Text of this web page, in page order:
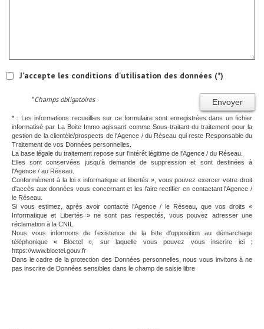
J'accepte les conditions d'utilisation des données (*)
Envoyer
* Champs obligatoires
* : Les informations recueillies sur ce formulaire sont enregistrées dans un fichier
informatisé par La Boite Immo agissant comme Sous-traitant du traitement pour la
gestion de la clientèle/prospects de l'Agence / du Réseau qui reste Responsable du
Traitement de vos Données personnelles.
La base légale du traitement repose sur l’intérêt légitime de l'Agence / du Réseau.
Elles sont conservées jusqu'à demande de suppression et sont destinées à
l'Agence / au Réseau.
Conformément à la loi « informatique et libertés », vous pouvez exercer votre droit
d'accès aux données vous concernant et les faire rectifier en contactant l'Agence /
le Réseau.
Si vous estimez, après avoir contacté l'Agence / le Réseau, que vos droits «
Informatique et Libertés » ne sont pas respectés, vous pouvez adresser une
réclamation à la CNIL.
Nous vous informons de l’existence de la liste d'opposition au démarchage
téléphonique « Bloctel », sur laquelle vous pouvez vous inscrire ici :
https://www.bloctel.gouv.fr
Dans le cadre de la protection des Données personnelles, nous vous invitons à ne
pas inscrire de Données sensibles dans le champ de saisie libre